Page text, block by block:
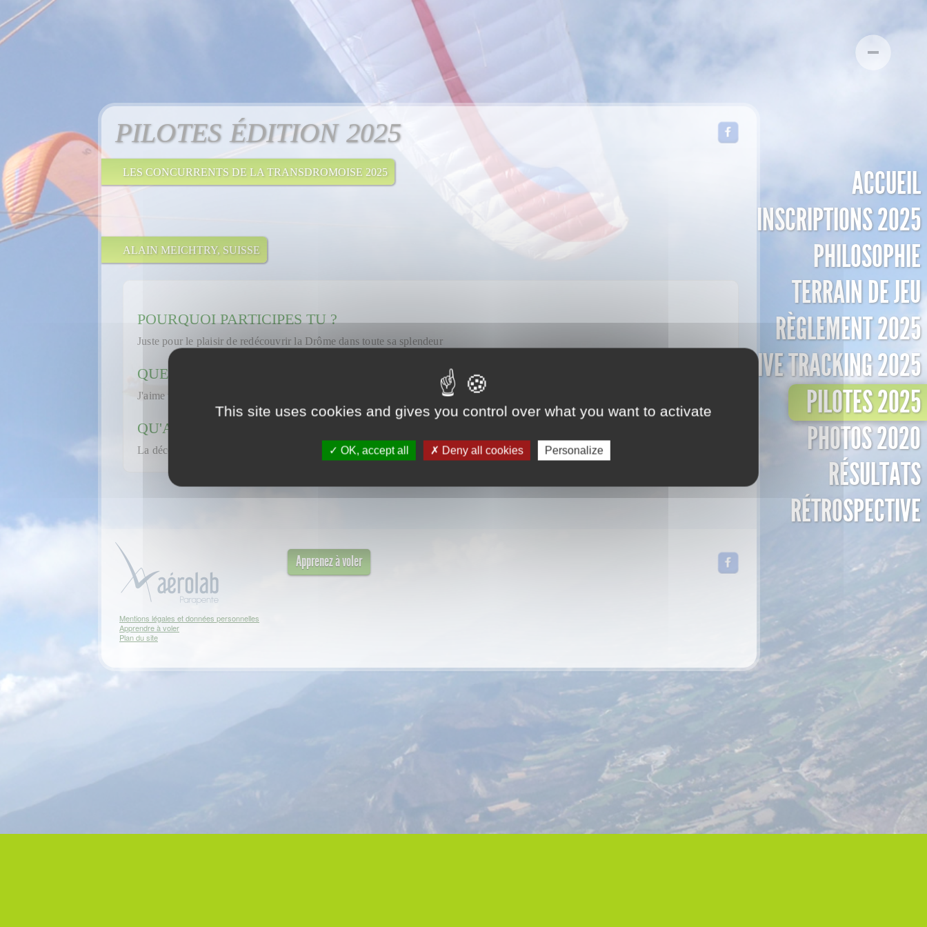
PILOTES ÉDITION 2025
LES CONCURRENTS DE LA TRANSDROMOISE 2025
ACCUEIL
INSCRIPTIONS 2025
PHILOSOPHIE
TERRAIN DE JEU
RÈGLEMENT 2025
LIVE TRACKING 2025
PILOTES 2025
PHOTOS 2020
RÉSULTATS
RÉTROSPECTIVE
ALAIN MEICHTRY, SUISSE
POURQUOI PARTICIPES TU ?
Juste pour le plaisir de redécouvrir la Drôme dans toute sa splendeur
QUEL PILOTE ES TU ?
J'aime tout ce qui glisse dans et sous l'eau, sur la neige et dans l'air
QU'ATTENDS TU DE CETTE AVENTURE ?
La découverte, les rencontres, le partage, la convivialité, la simplicité du vol libre
Apprenez à voler
Mentions légales et données personnelles
Apprendre à voler
Plan du site
This site uses cookies and gives you control over what you want to activate
OK, accept all Deny all cookies Personalize